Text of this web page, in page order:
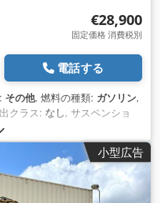
€28,900
固定価格 消費税別
電話する
その他, 燃料の種類: ガソリン,
クラス: なし, サスペンショ
間:
小型広告